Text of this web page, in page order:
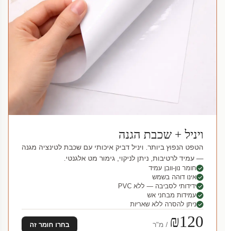
ויניל + שכבת הגנה
הטפט הנפוץ ביותר. ויניל דביק איכותי עם שכבת לטינציה מגנה
— עמיד לרטיבות, ניתן לניקוי, גימור מט אלגנטי.
חומר נון-וובן עמיד
אינו דוהה בשמש
ידידותי לסביבה — ללא PVC
עמידות מבחני אש
ניתן להסרה ללא שאריות
₪120 / מ"ר בחרו חומר זה